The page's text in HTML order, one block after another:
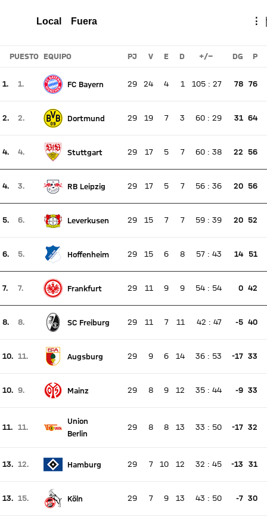
Local Fuera ⋮
PUESTO EQUIPO PJ V E D +/- DG P
1.
1.
Posición actual 1, posición la semana pasada 1
FC Bayern 29 24 4 1 105 : 27 78 76
2.
2.
Posición actual 2, posición la semana pasada 2
Dortmund 29 19 7 3 60 : 29 31 64
4.
4.
Posición actual 4, posición la semana pasada 4
Stuttgart 29 17 5 7 60 : 38 22 56
4.
3.
RB Leipzig 29 17 5 7 56 : 36 20 56
5.
6.
Leverkusen 29 15 7 7 59 : 39 20 52
6.
5.
Posición actual 6, posición la semana pasada 5
Hoffenheim 29 15 6 8 57 : 43 14 51
7.
7.
Posición actual 7, posición la semana pasada 7
Frankfurt 29 11 9 9 54 : 54 0 42
8.
8.
Posición actual 8, posición la semana pasada 8
SC Freiburg 29 11 7 11 42 : 47 -5 40
10. 11.
Posición actual 10, posición la semana pasada 11
Augsburg 29 9 6 14 36 : 53 -17 33
10. 9.
Mainz 29 8 9 12 35 : 44 -9 33
11.
11.
Posición actual 11, posición la semana pasada 11
Union
Berlin
29 8 8 13 33 : 50 -17 32
13. 12.
Hamburg 29 7 10 12 32 : 45 -13 31
13. 15.
Posición actual 13, posición la semana pasada 15
Köln 29 7 9 13 43 : 50 -7 30